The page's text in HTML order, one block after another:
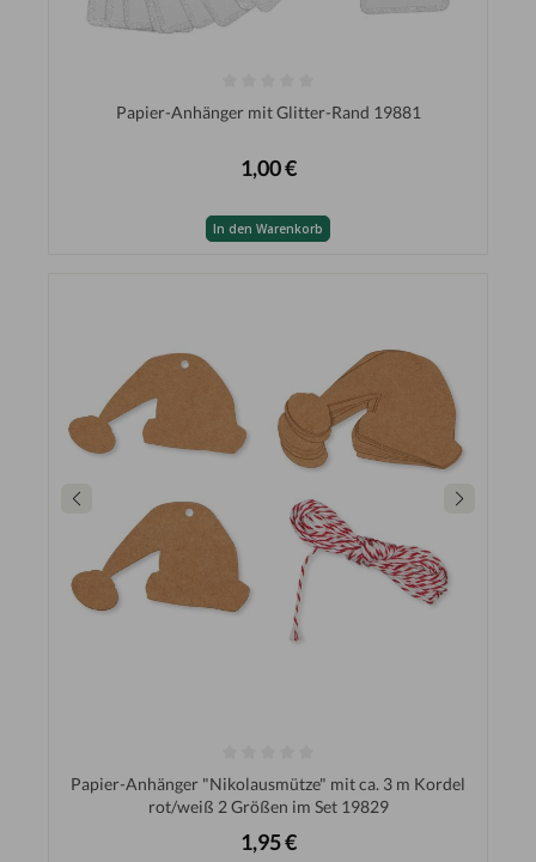
Papier-Anhänger mit Glitter-Rand 19881
1,00 €
In den Warenkorb
Papier-Anhänger "Nikolausmütze" mit ca. 3 m Kordel
rot/weiß 2 Größen im Set 19829
1,95 €